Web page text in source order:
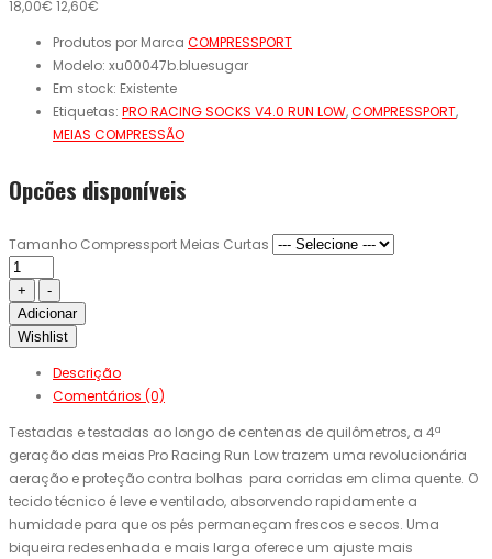
18,00€ 12,60€
Produtos por Marca COMPRESSPORT
Modelo: xu00047b.bluesugar
Em stock: Existente
Etiquetas: PRO RACING SOCKS V4.0 RUN LOW,COMPRESSPORT,
MEIAS COMPRESSÃO
Opcões disponíveis
Tamanho Compressport Meias Curtas
Adicionar
Wishlist
Descrição
Comentários (0)
Testadas e testadas ao longo de centenas de quilômetros, a 4ª
geração das meias Pro Racing Run Low trazem uma revolucionária
aeração e proteção contra bolhas para corridas em clima quente. O
tecido técnico é leve e ventilado, absorvendo rapidamente a
humidade para que os pés permaneçam frescos e secos. Uma
biqueira redesenhada e mais larga oferece um ajuste mais